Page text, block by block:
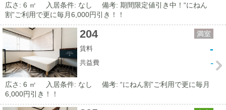
広さ: 6 ㎡ 入居条件: なし
備考: 期間限定値引き中！“にねん
割”ご利用で更に毎月6,000円引き！！
204 満室
賃料 -
共益費 -
広さ: 6 ㎡ 入居条件: なし
備考: “にねん割”ご利用で更に毎月
6,000円引き！！